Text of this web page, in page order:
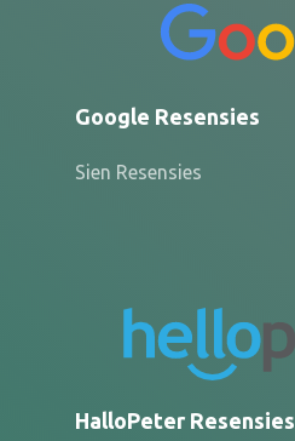
Google Resensies
Sien Resensies
HalloPeter Resensies